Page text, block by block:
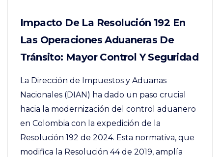
Impacto De La Resolución 192 En
Las Operaciones Aduaneras De
Tránsito: Mayor Control Y Seguridad
La Dirección de Impuestos y Aduanas
Nacionales (DIAN) ha dado un paso crucial
hacia la modernización del control aduanero
en Colombia con la expedición de la
Resolución 192 de 2024. Esta normativa, que
modifica la Resolución 44 de 2019, amplía